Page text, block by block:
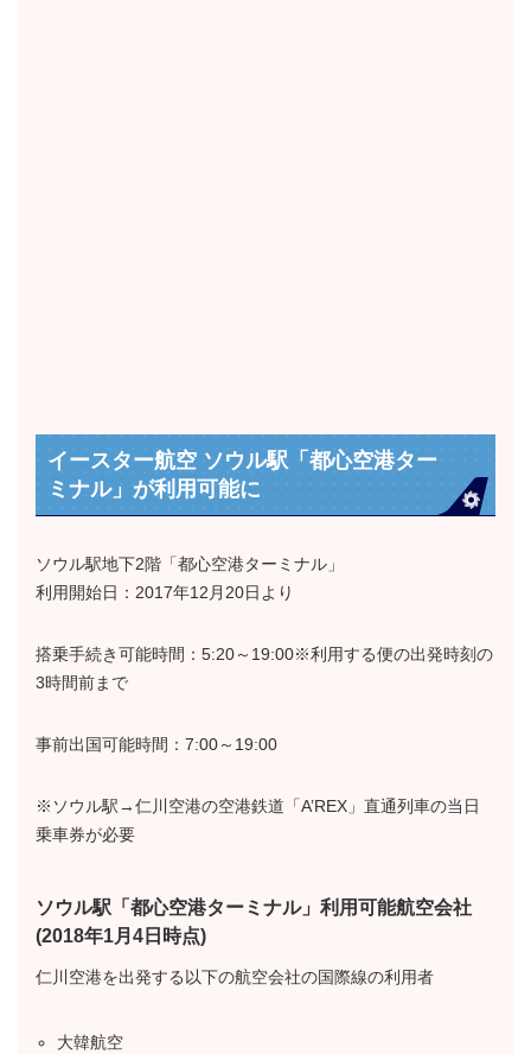
イースター航空 ソウル駅「都心空港ター
ミナル」が利用可能に
ソウル駅地下2階「都心空港ターミナル」
利用開始日：2017年12月20日より
搭乗手続き可能時間：5:20～19:00※利用する便の出発時刻の
3時間前まで
事前出国可能時間：7:00～19:00
※ソウル駅→仁川空港の空港鉄道「A’REX」直通列車の当日
乗車券が必要
ソウル駅「都心空港ターミナル」利用可能航空会社
(2018年1月4日時点)
仁川空港を出発する以下の航空会社の国際線の利用者
大韓航空